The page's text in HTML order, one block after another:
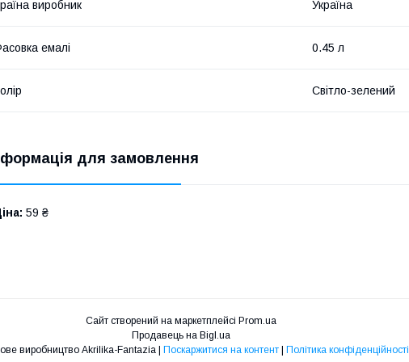
виробник Україна
емалі 0.45 л
Світло-зелений
для замовлення
59 ₴
Сайт створений на маркетплейсі Prom.ua
Продавець на Bigl.ua
Поскаржитися на контент Політика конфіденційності